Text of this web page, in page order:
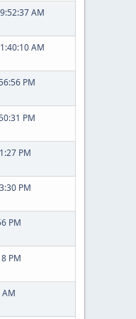
AM
AM
PM
PM
PM
PM
PM
PM
AM